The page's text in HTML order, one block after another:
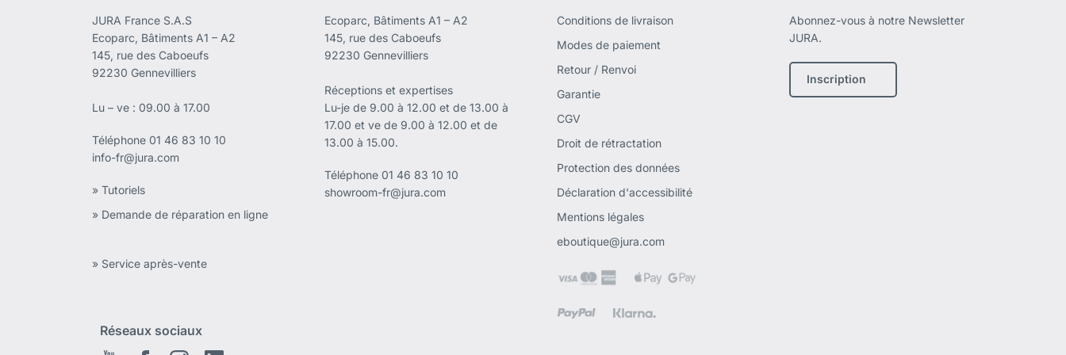
JURA France S.A.S
Ecoparc, Bâtiments A1 – A2
145, rue des Caboeufs
92230 Gennevilliers
Lu – ve : 09.00 à 17.00
Téléphone 01 46 83 10 10
info-fr@jura.com
» Tutoriels
» Demande de réparation en ligne
» Service après-vente
Ecoparc, Bâtiments A1 – A2
145, rue des Caboeufs
92230 Gennevilliers
Réceptions et expertises
Lu-je de 9.00 à 12.00 et de 13.00 à
17.00 et ve de 9.00 à 12.00 et de
13.00 à 15.00.
Téléphone 01 46 83 10 10
showroom-fr@jura.com
Conditions de livraison
Modes de paiement
Retour / Renvoi
Garantie
CGV
Droit de rétractation
Protection des données
Déclaration d'accessibilité
Mentions légales
eboutique@jura.com
Abonnez-vous à notre Newsletter
JURA.
Inscription
Réseaux sociaux